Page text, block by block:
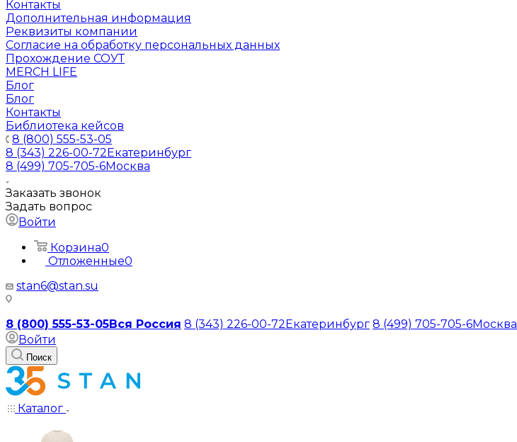
Контакты
Дополнительная информация
Реквизиты компании
Согласие на обработку персональных данных
Прохождение СОУТ
MERCH LIFE
Блог
Блог
Контакты
Библиотека кейсов
8 (800) 555-53-05
8 (343) 226-00-72Екатеринбург
8 (499) 705-705-6Москва
Заказать звонок
Задать вопрос
Войти
Корзина0
Отложенные0
stan6@stan.su
8 (800) 555-53-05Вся Россия 8 (343) 226-00-72Екатеринбург 8 (499) 705-705-6Москва
Войти
Поиск
Каталог